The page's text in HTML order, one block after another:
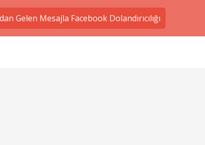
Gelen Mesajla Facebook Dolandırıcılığı